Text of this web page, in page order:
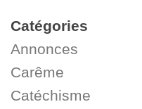
Catégories
Annonces
Carême
Catéchisme